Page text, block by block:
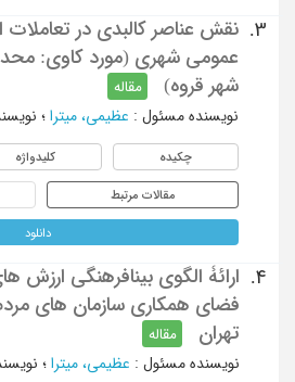
3.
نقش عناصر کالبدی در
عمومی شهری (مورد کاوی:
شهر قروه)
مقاله
نویسنده مسئول : عظیمی، میترا ؛
چکیده کلیدواژه
مقالات مرتبط
دانلود
4.
ارائۀ الگوی بینافرهنگی ارزش
فضای همکاری سازمان های
تهران
مقاله
نویسنده مسئول : عظیمی، میترا ؛